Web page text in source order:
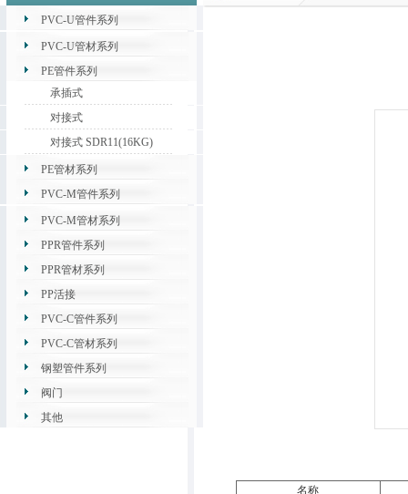
PVC-U管件系列
PVC-U管材系列
PE管件系列
承插式
对接式
对接式 SDR11(16KG)
PE管材系列
PVC-M管件系列
PVC-M管材系列
PPR管件系列
PPR管材系列
PP活接
PVC-C管件系列
PVC-C管材系列
钢塑管件系列
阀门
其他
名称